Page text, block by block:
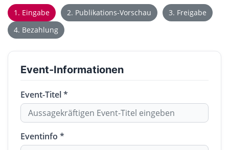
1. Eingabe 2. Publikations-Vorschau
3. Freigabe
4. Bezahlung
Event-Informationen
Event-Titel *
Eventinfo *